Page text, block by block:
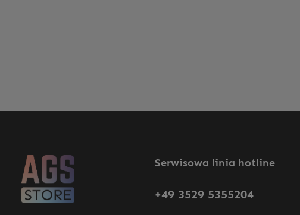
Serwisowa linia hotline
+49 3529 5355204